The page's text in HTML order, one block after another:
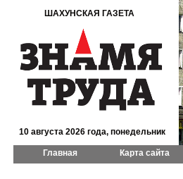
ШАХУНСКАЯ ГАЗЕТА
10 августа 2026 года, понедельник
Главная Карта сайта